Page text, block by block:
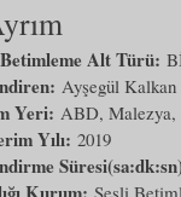
Alt Türü:
Ayşegül Kalkan
Yeri: ABD, Malezya,
Yılı: 2019
Sesli